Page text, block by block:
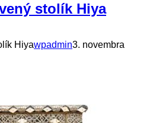
stolík Hiya
Hiyawpadmin3. novembra